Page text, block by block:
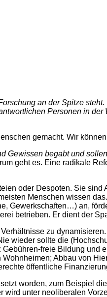
an der Spitze
Personen in
gemacht. Wir
Gewissen begabt und
geht es. Eine radikale
oder Despoten. Sie
Menschen wissen
Gewerkschaften…) an,
betrieben. Er dient der
zu
wieder sollte die
freie Bildung und
Abbau von
öffentliche
worden, zum Beispiel
unter neoliberalen